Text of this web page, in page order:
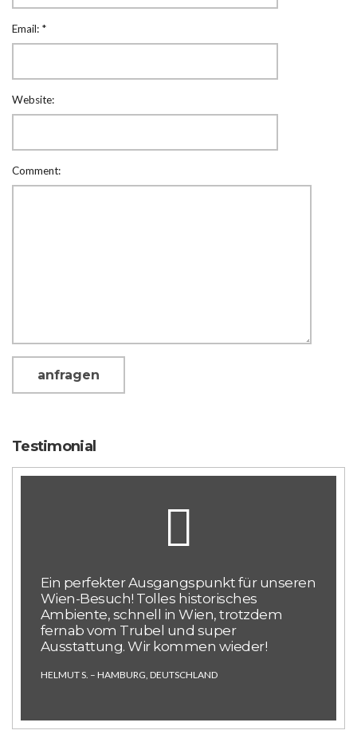
Email: *
Website:
Comment:
Testimonial
Ein perfekter Ausgangspunkt für unseren
Wien-Besuch! Tolles historisches
Ambiente, schnell in Wien, trotzdem
fernab vom Trubel und super
Ausstattung. Wir kommen wieder!
HELMUT S. – HAMBURG, DEUTSCHLAND